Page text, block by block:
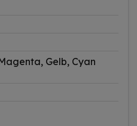
Gelb, Cyan